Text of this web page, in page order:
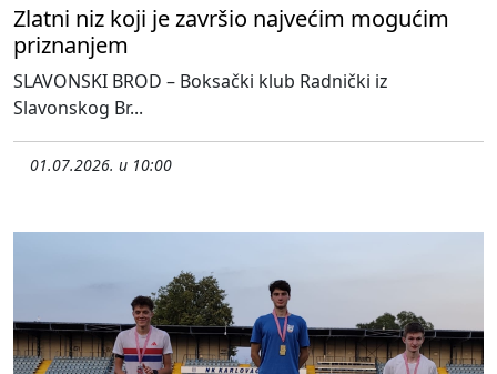
Zlatni niz koji je završio najvećim mogućim
priznanjem
SLAVONSKI BROD – Boksački klub Radnički iz
Slavonskog Br...
01.07.2026. u 10:00